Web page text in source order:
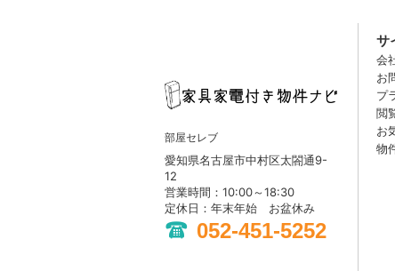
部屋セレブ
愛知県名古屋市中村区太閤通9-
12
営業時間：10:00～18:30
定休日：年末年始 お盆休み
052-451-5252
サ
会
お
プ
閲
お
物